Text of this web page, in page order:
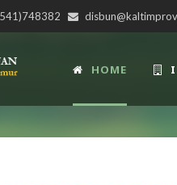
HOME